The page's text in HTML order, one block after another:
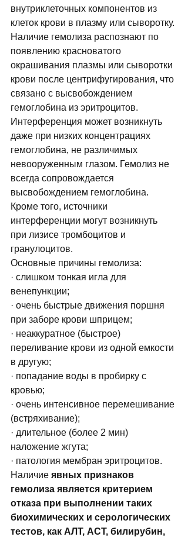
внутриклеточных компонентов из
клеток крови в плазму или сыворотку.
Наличие гемолиза распознают по
появлению красноватого
окрашивания плазмы или сыворотки
крови после центрифугирования, что
связано с высвобождением
гемоглобина из эритроцитов.
Интерференция может возникнуть
даже при низких концентрациях
гемоглобина, не различимых
невооруженным глазом. Гемолиз не
всегда сопровождается
высвобождением гемоглобина.
Кроме того, источники
интерференции могут возникнуть
при лизисе тромбоцитов и
гранулоцитов.
Основные причины гемолиза:
· слишком тонкая игла для
венепункции;
· очень быстрые движения поршня
при заборе крови шприцем;
· неаккуратное (быстрое)
переливание крови из одной емкости
в другую;
· попадание воды в пробирку с
кровью;
· очень интенсивное перемешивание
(встряхивание);
· длительное (более 2 мин)
наложение жгута;
· патология мембран эритроцитов.
Наличие явных признаков
гемолиза является критерием
отказа при выполнении таких
биохимических и серологических
тестов, как АЛТ, АСТ, билирубин,